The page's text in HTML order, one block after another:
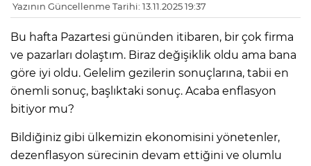
Yazının Güncellenme Tarihi: 13.11.2025 19:37
Bu hafta Pazartesi gününden itibaren, bir çok firma
ve pazarları dolaştım. Biraz değişiklik oldu ama bana
göre iyi oldu. Gelelim gezilerin sonuçlarına, tabii en
önemli sonuç, başlıktaki sonuç. Acaba enflasyon
bitiyor mu?
Bildiğiniz gibi ülkemizin ekonomisini yönetenler,
dezenflasyon sürecinin devam ettiğini ve olumlu